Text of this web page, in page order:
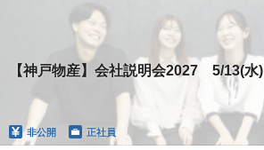
【神戸物産】会社説明会2027 5/13(水)
非公開 正社員